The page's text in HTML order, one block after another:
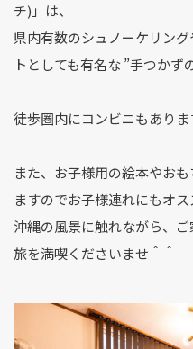
チ)」は、
県内有数のシュノーケリン
トとしても有名な ”手つかず
徒歩圏内にコンビニもあり
また、お子様用の絵本やお
ますのでお子様連れにもオス
沖縄の風景に触れながら、
旅を満喫くださいませ＾＾